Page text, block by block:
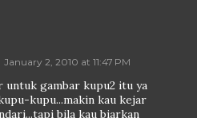
January 2, 2010 at 11:47 PM
gambar kupu2 itu ya
kupu...makin kau kejar
bila kau biarkan